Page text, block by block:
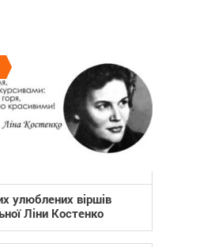
улюблених віршів
Ліни Костенко